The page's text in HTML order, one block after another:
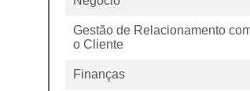
Gestão de Relacionamento
o Cliente
Finanças